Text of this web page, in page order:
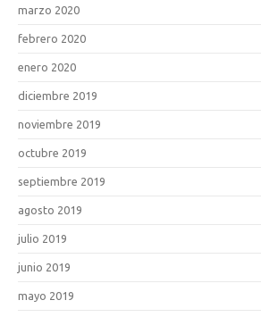
marzo 2020
febrero 2020
enero 2020
diciembre 2019
noviembre 2019
octubre 2019
septiembre 2019
agosto 2019
julio 2019
junio 2019
mayo 2019